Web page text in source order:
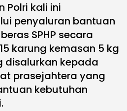
Polri kali ini
penyaluran bantuan
SPHP secara
karung kemasan 5 kg
disalurkan kepada
prasejahtera yang
kebutuhan